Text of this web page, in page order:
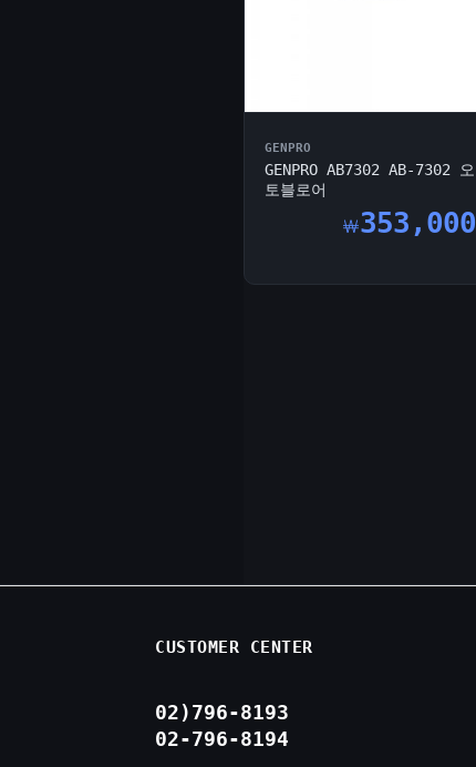
GENPRO
GENPRO AB7302 AB-7302 오
토블로어
￦353,000
CUSTOMER CENTER
02)796-8193
02-796-8194